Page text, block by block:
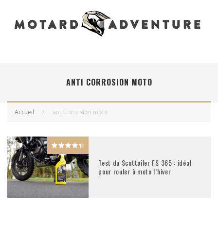
ANTI CORROSION MOTO
Accueil anti corrosion moto
Test du Scottoiler FS 365 : idéal
pour rouler à moto l’hiver